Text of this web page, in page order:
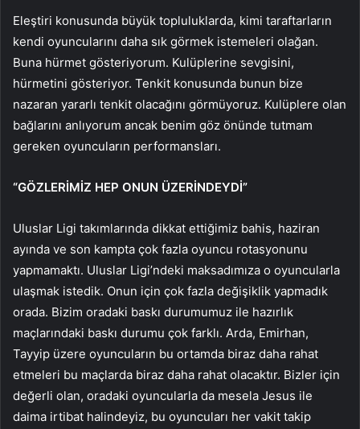
Eleştiri konusunda büyük topluluklarda, kimi taraftarların
kendi oyuncularını daha sık görmek istemeleri olağan.
Buna hürmet gösteriyorum. Kulüplerine sevgisini,
hürmetini gösteriyor. Tenkit konusunda bunun bize
nazaran yararlı tenkit olacağını görmüyoruz. Kulüplere olan
bağlarını anlıyorum ancak benim göz önünde tutmam
gereken oyuncuların performansları.
“GÖZLERİMİZ HEP ONUN ÜZERİNDEYDİ”
Uluslar Ligi takımlarında dikkat ettiğimiz bahis, haziran
ayında ve son kampta çok fazla oyuncu rotasyonunu
yapmamaktı. Uluslar Ligi’ndeki maksadımıza o oyuncularla
ulaşmak istedik. Onun için çok fazla değişiklik yapmadık
orada. Bizim oradaki baskı durumumuz ile hazırlık
maçlarındaki baskı durumu çok farklı. Arda, Emirhan,
Tayyip üzere oyuncuların bu ortamda biraz daha rahat
etmeleri bu maçlarda biraz daha rahat olacaktır. Bizler için
değerli olan, oradaki oyuncularla da mesela Jesus ile
daima irtibat halindeyiz, bu oyuncuları her vakit takip